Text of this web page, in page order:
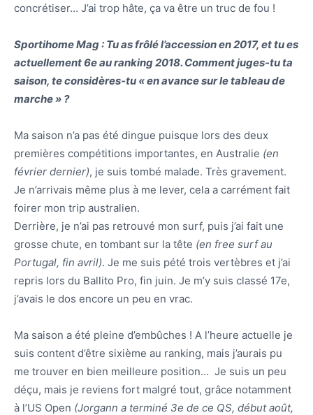
concrétiser… J’ai trop hâte, ça va être un truc de fou !
Sportihome Mag : Tu as frôlé l’accession en 2017, et tu es
actuellement 6e au ranking 2018. Comment juges-tu ta
saison, te considères-tu « en avance sur le tableau de
marche » ?
Ma saison n’a pas été dingue puisque lors des deux
premières compétitions importantes, en Australie (en
février dernier), je suis tombé malade. Très gravement.
Je n’arrivais même plus à me lever, cela a carrément fait
foirer mon trip australien.
Derrière, je n’ai pas retrouvé mon surf, puis j’ai fait une
grosse chute, en tombant sur la tête (en free surf au
Portugal, fin avril). Je me suis pété trois vertèbres et j’ai
repris lors du Ballito Pro, fin juin. Je m’y suis classé 17e,
j’avais le dos encore un peu en vrac.
Ma saison a été pleine d’embûches ! A l’heure actuelle je
suis content d’être sixième au ranking, mais j’aurais pu
me trouver en bien meilleure position… Je suis un peu
déçu, mais je reviens fort malgré tout, grâce notamment
à l’US Open (Jorgann a terminé 3e de ce QS, début août,